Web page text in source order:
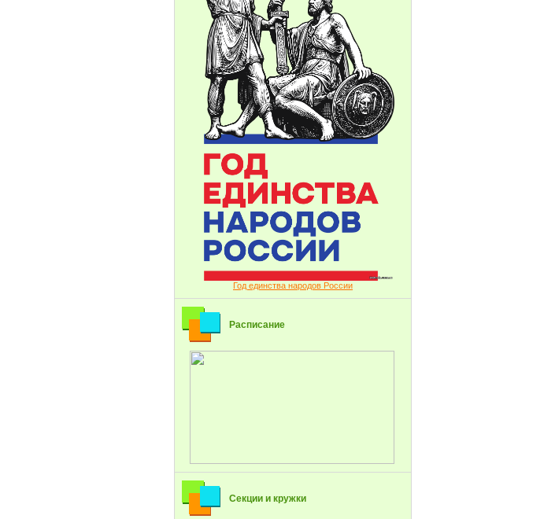
Год единства народов России
Расписание
Секции и кружки